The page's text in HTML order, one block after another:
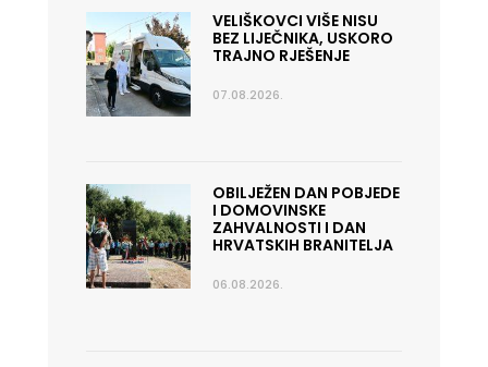
VELIŠKOVCI VIŠE NISU
BEZ LIJEČNIKA, USKORO
TRAJNO RJEŠENJE
07.08.2026.
OBILJEŽEN DAN POBJEDE
I DOMOVINSKE
ZAHVALNOSTI I DAN
HRVATSKIH BRANITELJA
06.08.2026.